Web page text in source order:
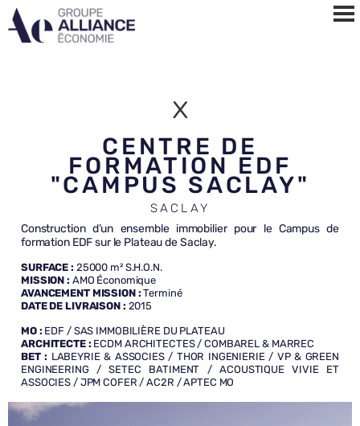
x
CENTRE DE
FORMATION EDF
"CAMPUS SACLAY"
SACLAY
Construction d’un ensemble immobilier pour le Campus de
formation EDF sur le Plateau de Saclay.
SURFACE : 25000 m² S.H.O.N.
MISSION : AMO Économique
AVANCEMENT MISSION :Terminé
DATE DE LIVRAISON : 2015
MO : EDF / SAS IMMOBILIÈRE DU PLATEAU
ARCHITECTE : ECDM ARCHITECTES / COMBAREL & MARREC
BET: LABEYRIE & ASSOCIES / THOR INGENIERIE / VP & GREEN
ENGINEERING / SETEC BATIMENT / ACOUSTIQUE VIVIE ET
ASSOCIES / JPM COFER / AC2R / APTEC MO